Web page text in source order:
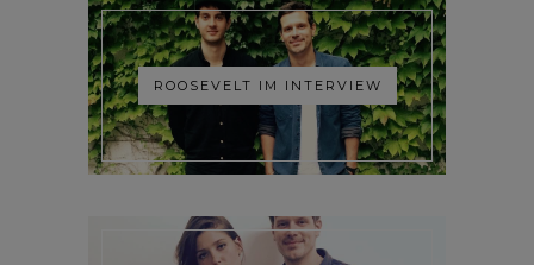
ROOSEVELT IM INTERVIEW